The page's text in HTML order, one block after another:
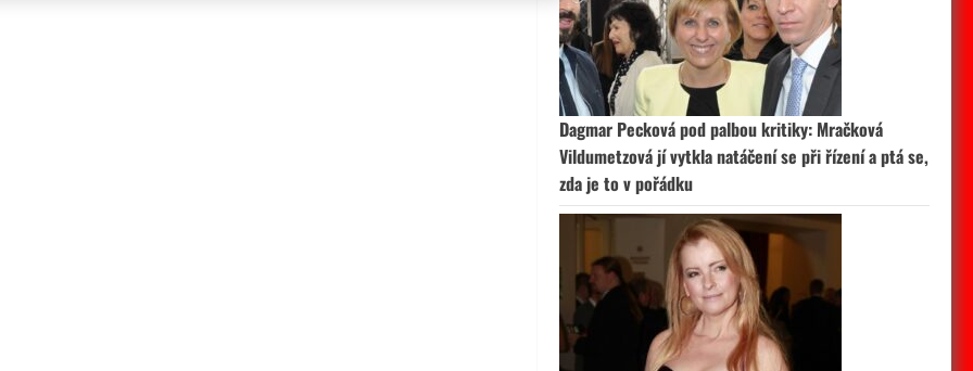
Dagmar Pecková pod palbou kritiky: Mračková
Vildumetzová jí vytkla natáčení se při řízení a ptá se,
zda je to v pořádku